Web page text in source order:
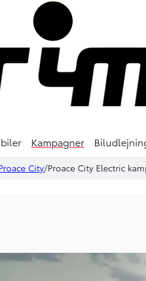
Kampagner
City Proace City Electric